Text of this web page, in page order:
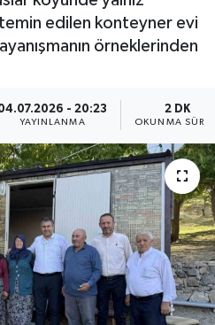
edilen konteyner evi
örneklerinden
- 20:23
YAYINLANMA
2 DK
OKUNMA